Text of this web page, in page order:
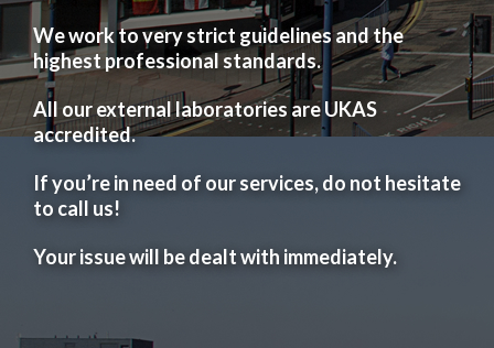
We work to very strict guidelines and the
highest professional standards.
All our external laboratories are UKAS
accredited.
If you’re in need of our services, do not hesitate
to call us!
Your issue will be dealt with immediately.